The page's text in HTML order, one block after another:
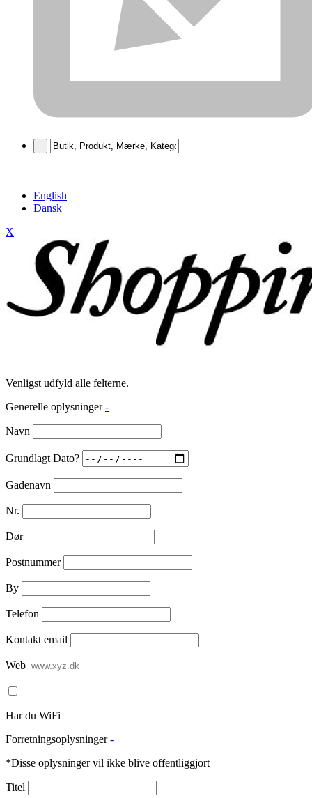
English
Dansk
X
Venligst udfyld alle felterne.
Generelle oplysninger -
Navn
Grundlagt Dato?
Gadenavn
Nr.
Dør
Postnummer
By
Telefon
Kontakt email
Web
Har du WiFi
Forretningsoplysninger -
*Disse oplysninger vil ikke blive offentliggjort
Titel